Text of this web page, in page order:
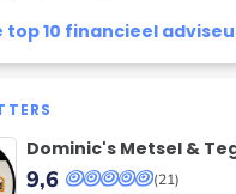
top 10 financieel
Dominic's Metsel &
(21)
9,6